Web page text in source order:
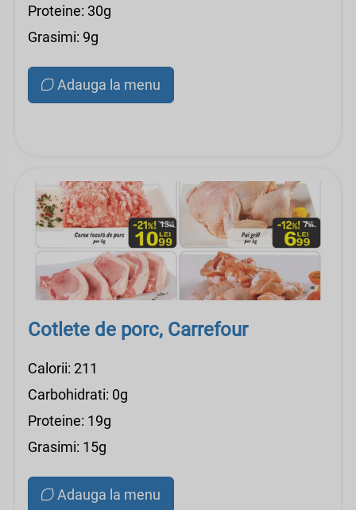
Proteine: 30g
Grasimi: 9g
Adauga la menu
Cotlete de porc, Carrefour
Calorii: 211
Carbohidrati: 0g
Proteine: 19g
Grasimi: 15g
Adauga la menu